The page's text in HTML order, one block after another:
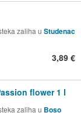
zaliha u Studenac
3,89 €
flower 1 l
zaliha u Boso